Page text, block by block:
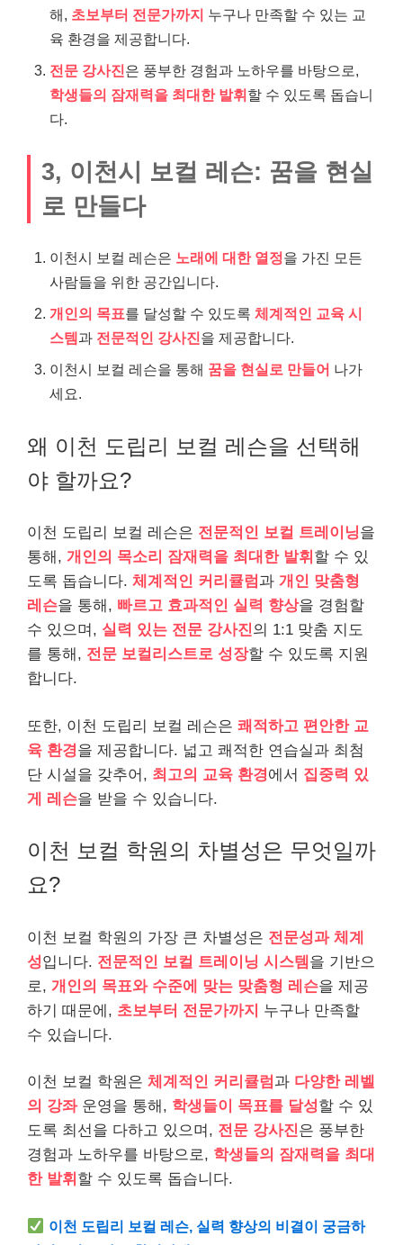
해, 초보부터 전문가까지 누구나 만족할 수 있는 교
육 환경을 제공합니다.
전문 강사진은 풍부한 경험과 노하우를 바탕으로,
학생들의 잠재력을 최대한 발휘 할 수 있도록 돕습니
다.
3, 이천시 보컬 레슨: 꿈을 현실
로 만들다
이천시 보컬 레슨은 노래에 대한 열정을 가진 모든
사람들을 위한 공간입니다.
개인의 목표를 달성할 수 있도록 체계적인 교육 시
스템 과 전문적인 강사진을 제공합니다.
이천시 보컬 레슨을 통해 꿈을 현실로 만들어 나가
세요.
왜 이천 도립리 보컬 레슨을 선택해
야 할까요?
이천 도립리 보컬 레슨은 전문적인 보컬 트레이닝을
통해, 개인의 목소리 잠재력을 최대한 발휘 할 수 있
도록 돕습니다. 체계적인 커리큘럼 과 개인 맞춤형
레슨을 통해, 빠르고 효과적인 실력 향상을 경험할
수 있으며, 실력 있는 전문 강사진의 1:1 맞춤 지도
를 통해, 전문 보컬리스트로 성장할 수 있도록 지원
합니다.
또한, 이천 도립리 보컬 레슨은 쾌적하고 편안한 교
육 환경을 제공합니다. 넓고 쾌적한 연습실과 최첨
단 시설을 갖추어, 최고의 교육 환경에서 집중력 있
게 레슨을 받을 수 있습니다.
이천 보컬 학원의 차별성은 무엇일까
요?
이천 보컬 학원의 가장 큰 차별성은 전문성과 체계
성입니다. 전문적인 보컬 트레이닝 시스템 을 기반으
로, 개인의 목표와 수준에 맞는 맞춤형 레슨을 제공
하기 때문에, 초보부터 전문가까지 누구나 만족할
수 있습니다.
이천 보컬 학원은 체계적인 커리큘럼 과 다양한 레벨
의 강좌운영을 통해, 학생들이 목표를 달성할 수 있
도록 최선을 다하고 있으며, 전문 강사진은 풍부한
경험과 노하우를 바탕으로, 학생들의 잠재력을 최대
한 발휘 할 수 있도록 돕습니다.
이천 도립리 보컬 레슨, 실력 향상의 비결이 궁금하